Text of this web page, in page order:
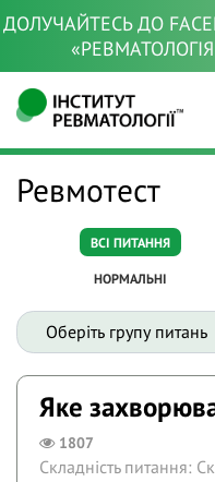
ДОЛУЧАЙТЕСЬ ДО
Ревмотест
ВСІ ПИТАННЯ
НОРМАЛЬНІ
Яке
1807
Складність питання: